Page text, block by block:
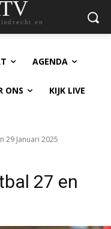
en
AGENDA
ONS KIJK LIVE
29 Januari 2025
27 en